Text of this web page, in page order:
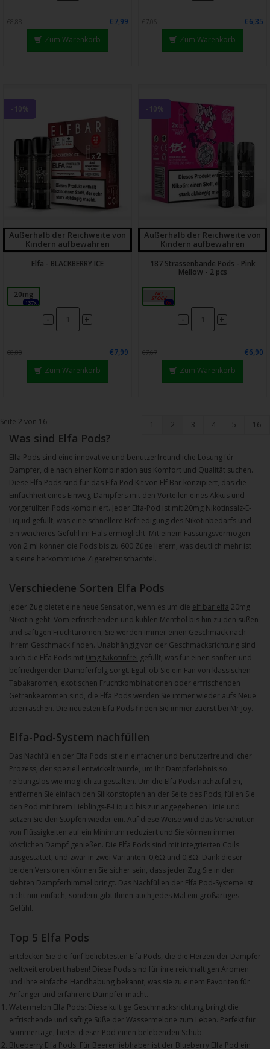
€8,88
€7,99
Zum Warenkorb
€7,06
€6,35
Zum Warenkorb
-10%
Außerhalb der Reichweite von
Kindern aufbewahren
Elfa - BLACKBERRY ICE
20mg
137x
- +
€8,88
€7,99
Zum Warenkorb
-10%
Außerhalb der Reichweite von
Kindern aufbewahren
187 Strassenbande Pods - Pink
Mellow - 2 pcs
20mg
0x
- +
€7,67
€6,90
Zum Warenkorb
Seite 2 von 16 1 2 3 4 5 16
Was sind Elfa Pods?
Elfa Pods sind eine innovative und benutzerfreundliche Lösung für
Dampfer, die nach einer Kombination aus Komfort und Qualität suchen.
Diese Elfa Pods sind für das Elfa Pod Kit von Elf Bar konzipiert, das die
Einfachheit eines Einweg-Dampfers mit den Vorteilen eines Akkus und
vorgefüllten Pods kombiniert. Jeder Elfa-Pod ist mit 20mg Nikotinsalz-E-
Liquid gefüllt, was eine schnellere Befriedigung des Nikotinbedarfs und
ein weicheres Gefühl im Hals ermöglicht. Mit einem Fassungsvermögen
von 2 ml können die Pods bis zu 600 Züge liefern, was deutlich mehr ist
als eine herkömmliche Zigarettenschachtel.
Verschiedene Sorten Elfa Pods
Jeder Zug bietet eine neue Sensation, wenn es um die elf bar elfa 20mg
Nikotin geht. Vom erfrischenden und kühlen Menthol bis hin zu den süßen
und saftigen Fruchtaromen, Sie werden immer einen Geschmack nach
Ihrem Geschmack finden. Unabhängig von der Geschmacksrichtung sind
auch die Elfa Pods mit 0mg Nikotinfrei gefüllt, was für einen sanften und
befriedigenden Dampferfolg sorgt. Egal, ob Sie ein Fan von klassischen
Tabakaromen, exotischen Fruchtkombinationen oder erfrischenden
Getränkearomen sind, die Elfa Pods werden Sie immer wieder aufs Neue
überraschen. Die neuesten Elfa Pods finden Sie immer zuerst bei Mr Joy.
Elfa-Pod-System nachfüllen
Das Nachfüllen der Elfa Pods ist ein einfacher und benutzerfreundlicher
Prozess, der speziell entwickelt wurde, um Ihr Dampferlebnis so
reibungslos wie möglich zu gestalten. Um die Elfa Pods nachzufüllen,
entfernen Sie einfach den Silikonstopfen an der Seite des Pods, füllen Sie
den Pod mit Ihrem Lieblings-E-Liquid bis zur angegebenen Linie und
setzen Sie den Stopfen wieder ein. Auf diese Weise wird das Verschütten
von Flüssigkeiten auf ein Minimum reduziert und Sie können immer
köstlichen Dampf genießen. Die Elfa Pods sind mit integrierten Coils
ausgestattet, und zwar in zwei Varianten: 0,6Ω und 0,8Ω. Dank dieser
beiden Versionen können Sie sicher sein, dass jeder Zug Sie in den
siebten Dampferhimmel bringt. Das Nachfüllen der Elfa Pod-Systeme ist
nicht nur einfach, sondern gibt Ihnen auch jedes Mal ein großartiges
Gefühl.
Top 5 Elfa Pods
Entdecken Sie die fünf beliebtesten Elfa Pods, die die Herzen der Dampfer
weltweit erobert haben! Diese Pods sind für ihre reichhaltigen Aromen
und ihre einfache Handhabung bekannt, was sie zu einem Favoriten für
Anfänger und erfahrene Dampfer macht.
Watermelon Elfa Pods: Diese kultige Geschmacksrichtung bringt die
erfrischende und saftige Süße der Wassermelone zum Leben. Perfekt für
Sommertage, bietet dieser Pod einen belebenden Schub.
Blueberry Elfa Pods: Für Beerenliebhaber ist der Blueberry Elfa Pod ein